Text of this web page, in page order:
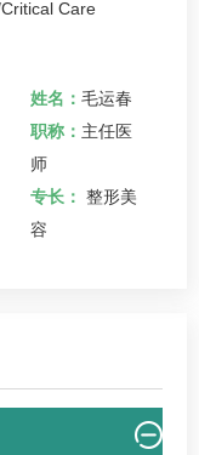
Care
姓名： 毛运春
职称： 主任医
师
专长： 整形美
容